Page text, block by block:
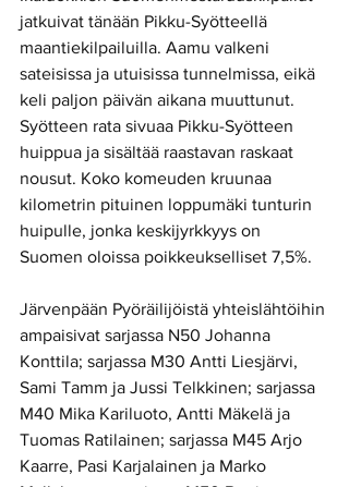
jatkuivat tänään Pikku-Syötteellä
maantiekilpailuilla. Aamu valkeni
sateisissa ja utuisissa tunnelmissa, eikä
keli paljon päivän aikana muuttunut.
Syötteen rata sivuaa Pikku-Syötteen
huippua ja sisältää raastavan raskaat
nousut. Koko komeuden kruunaa
kilometrin pituinen loppumäki tunturin
huipulle, jonka keskijyrkkyys on
Suomen oloissa poikkeukselliset 7,5%.
Järvenpään Pyöräilijöistä yhteislähtöihin
ampaisivat sarjassa N50 Johanna
Konttila; sarjassa M30 Antti Liesjärvi,
Sami Tamm ja Jussi Telkkinen; sarjassa
M40 Mika Kariluoto, Antti Mäkelä ja
Tuomas Ratilainen; sarjassa M45 Arjo
Kaarre, Pasi Karjalainen ja Marko